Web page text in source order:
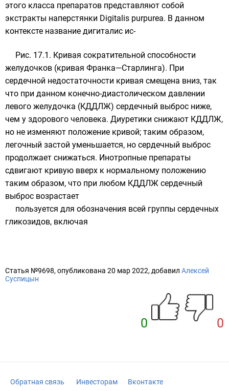
этого класса препаратов представляют собой
экстракты наперстянки Digitalis purpurea. В данном
контексте название дигиталис ис-
Рис. 17.1. Кривая сократительной способности
желудочков (кривая Франка—Старлинга). При
сердечной недостаточности кривая смещена вниз, так
что при данном конечно-диастолическом давлении
левого желудочка (КДДЛЖ) сердечный выброс ниже,
чем у здорового человека. Диуретики снижают КДДЛЖ,
но не изменяют положение кривой; таким образом,
легочный застой уменьшается, но сердечный выброс
продолжает снижаться. Инотропные препараты
сдвигают кривую вверх к нормальному положению
таким образом, что при любом КДДЛЖ сердечный
выброс возрастает
пользуется для обозначения всей группы сердечных
гликозидов, включая
Статья №9698, опубликована 20 мар 2022, добавил Алексей
Суспицын
0 0
Обратная связь Инвесторам Вконтакте